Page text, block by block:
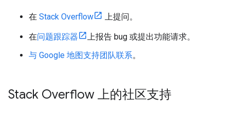
在 Stack Overflow 上提问。
在问题跟踪器
上报告 bug 或提出功能请求。
与 Google 地图支持团队联系。
Stack Overflow 上的社区支持